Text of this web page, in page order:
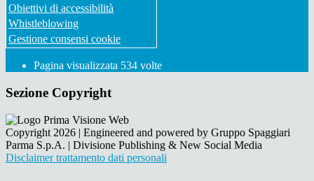
Obiettivi di accessibilità
Whistleblowing
Gestione consensi cookie
Pagina visualizzata 534 volte
Sezione Copyright
Copyright 2026 | Engineered and powered by Gruppo Spaggiari
Parma S.p.A. | Divisione Publishing & New Social Media
Disclaimer trattamento dati personali